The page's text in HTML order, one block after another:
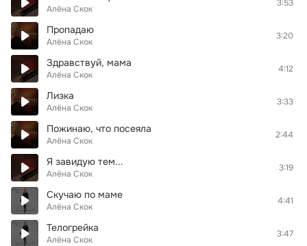
Алёна Скок
3:53
Пропадаю
Алёна Скок
3:20
Здравствуй, мама
Алёна Скок
4:12
Лизка
Алёна Скок
3:33
Пожинаю, что посеяла
Алёна Скок
2:44
Я завидую тем...
Алёна Скок
3:19
Скучаю по маме
Алёна Скок
4:41
Телогрейка
Алёна Скок
3:47